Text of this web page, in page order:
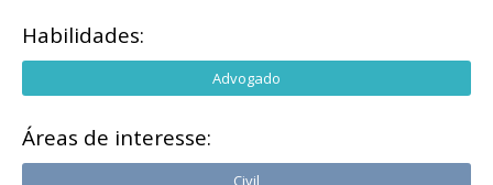
Habilidades:
Advogado
Áreas de interesse:
Civil